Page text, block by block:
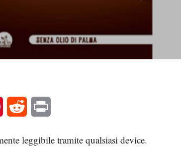
Pinterest Reddit
leggibile tramite qualsiasi device.